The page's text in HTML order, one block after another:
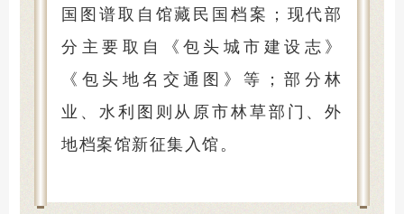
国图谱取自馆藏民国档案；现代部
分主要取自《包头城市建设志》
《包头地名交通图》等；部分林
业、水利图则从原市林草部门、外
地档案馆新征集入馆。